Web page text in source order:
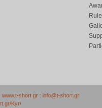
www.t-short.gr : info@t-short.gr
Kyr/